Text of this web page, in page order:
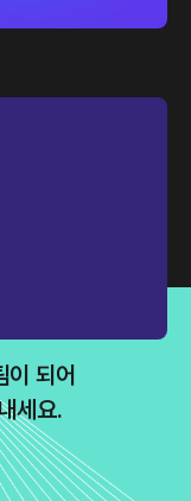
반드시
이 되어
세요.